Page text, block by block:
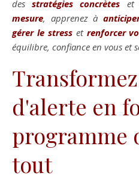
desstratégies concrètes et
mesure, apprenez à
gérer le stress et renforcer
équilibre, confiance en vous et
d'alerte en
programme
tout